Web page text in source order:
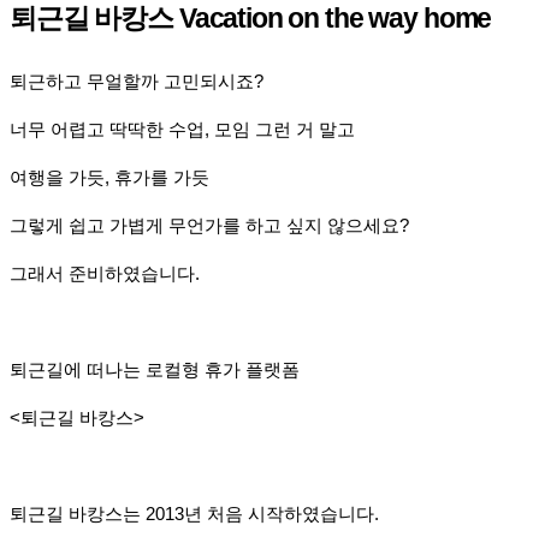
퇴근길 바캉스 Vacation on the way home
퇴근하고 무얼할까 고민되시죠?
너무 어렵고 딱딱한 수업, 모임 그런 거 말고
여행을 가듯, 휴가를 가듯
그렇게 쉽고 가볍게 무언가를 하고 싶지 않으세요?
그래서 준비하였습니다.
퇴근길에 떠나는 로컬형 휴가 플랫폼
<퇴근길 바캉스>
퇴근길 바캉스는 2013년 처음 시작하였습니다.